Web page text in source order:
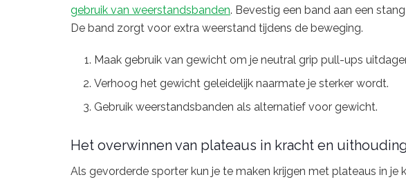
gebruik van weerstandsbanden. Bevestig een band aan een
De band zorgt voor extra weerstand tijdens de beweging.
Maak gebruik van gewicht om je neutral grip pull-ups
Verhoog het gewicht geleidelijk naarmate je sterker wordt.
Gebruik weerstandsbanden als alternatief voor gewicht.
Het overwinnen van plateaus in kracht en uithouding
Als gevorderde sporter kun je te maken krijgen met plateaus in je